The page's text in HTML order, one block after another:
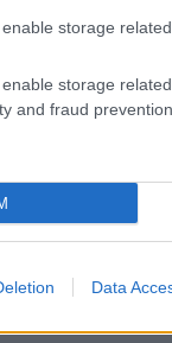
storage
storage
and fraud
Data
|27.11.2024 11:40
να έχουμε
απαντά ο ΟΣΕ